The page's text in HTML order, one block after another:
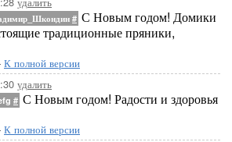
# С Новым годом! Домики
традиционные пряники,
К полной версии
удалить
# С Новым годом! Радости и здоровья
К полной версии